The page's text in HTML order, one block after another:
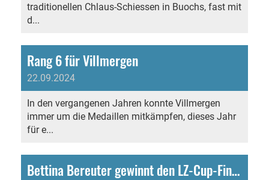
traditionellen Chlaus-Schiessen in Buochs, fast mit
d...
Rang 6 für Villmergen
22.09.2024
In den vergangenen Jahren konnte Villmergen
immer um die Medaillen mitkämpfen, dieses Jahr
für e...
Bettina Bereuter gewinnt den LZ-Cup-Final!